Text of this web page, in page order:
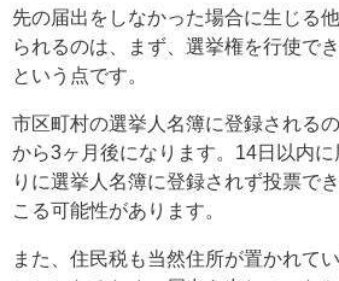
先の届出をしなかった場合に生じる
られるのは、まず、選挙権を行使で
という点です。
市区町村の選挙人名簿に登録される
から3ヶ月後になります。14日以内
りに選挙人名簿に登録されず投票で
こる可能性があります。
また、住民税も当然住所が置かれて